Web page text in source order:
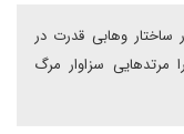
ساختار وهابی قدرت در
سزاوار مرگ